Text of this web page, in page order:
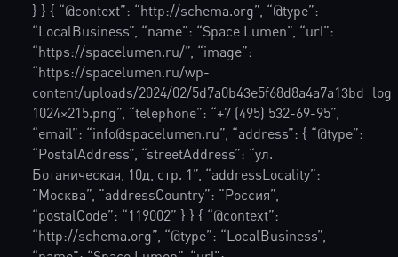
} } { “@context”: “http://schema.org”, “@type”:
“LocalBusiness”, “name”: “Space Lumen”, “url”:
“https://spacelumen.ru/”, “image”:
“https://spacelumen.ru/wp-
content/uploads/2024/02/
1024×215.png”, “telephone”: “+7 (495) 532-69-95”,
“email”: “info@spacelumen.ru”, “address”: { “@type”:
“PostalAddress”, “streetAddress”: “ул.
Ботаническая, 10д, стр. 1”, “addressLocality”:
“Москва”, “addressCountry”: “Россия”,
“postalCode”: “119002” } } { “@context”:
“http://schema.org”, “@type”: “LocalBusiness”,